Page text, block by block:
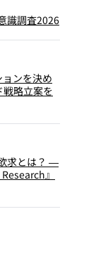
識調査2026
ンを決め
略立案を
求とは？ ―
』